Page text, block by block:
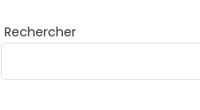
Rechercher